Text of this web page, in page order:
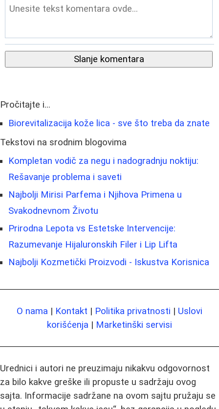
Slanje komentara
Pročitajte i...
Biorevitalizacija kože lica - sve što treba da znate
Tekstovi na srodnim blogovima
Kompletan vodič za negu i nadogradnju noktiju:
Rešavanje problema i saveti
Najbolji Mirisi Parfema i Njihova Primena u
Svakodnevnom Životu
Prirodna Lepota vs Estetske Intervencije:
Razumevanje Hijaluronskih Filer i Lip Lifta
Najbolji Kozmetički Proizvodi - Iskustva Korisnica
O nama | Kontakt | Politika privatnosti | Uslovi
korišćenja | Marketinški servisi
Urednici i autori ne preuzimaju nikakvu odgovornost
za bilo kakve greške ili propuste u sadržaju ovog
sajta. Informacije sadržane na ovom sajtu pružaju se